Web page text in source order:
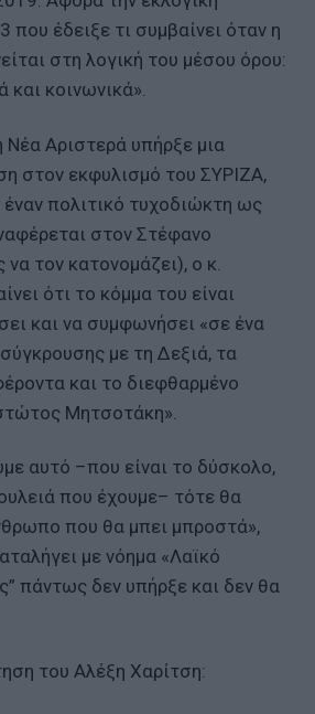
που έδειξε τι συμβαίνει όταν η
στη λογική του μέσου όρου:
και κοινωνικά».
Νέα Αριστερά υπήρξε μια
στον εκφυλισμό του ΣΥΡΙΖΑ,
πολιτικό τυχοδιώκτη ως
στον Στέφανο
τον κατονομάζει), ο κ.
ότι το κόμμα του είναι
και να συμφωνήσει «σε ένα
με τη Δεξιά, τα
και το διεφθαρμένο
Μητσοτάκη».
αυτό –που είναι το δύσκολο,
που έχουμε– τότε θα
που θα μπει μπροστά»,
με νόημα «Λαϊκό
πάντως δεν υπήρξε και δεν θα
του Αλέξη Χαρίτση: